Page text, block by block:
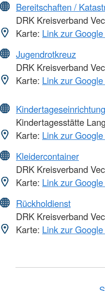
Bereitschaften /
DRK Kreisverband
Karte: Link zur
Jugendrotkreuz
DRK Kreisverband
Karte: Link zur
Kindertageseinrichtung
Kindertagesstätte
Karte: Link zur
Kleidercontainer
DRK Kreisverband
Karte: Link zur
Rückholdienst
DRK Kreisverband
Karte: Link zur